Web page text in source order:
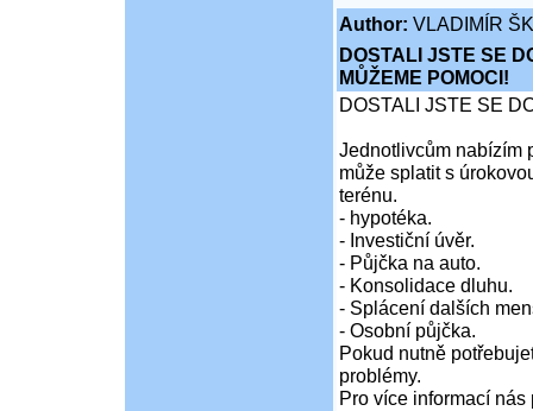
Author: VLADIMÍR
DOSTALI JSTE SE
MŮŽEME POMOCI!
DOSTALI JSTE SE
Jednotlivcům nabízím
může splatit s
terénu.
- hypotéka.
- Investiční úvěr.
- Půjčka na auto.
- Konsolidace dluhu.
- Splácení dalších
- Osobní půjčka.
Pokud nutně
problémy.
Pro více informací nás